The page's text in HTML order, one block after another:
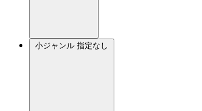
小ジャンル 指定なし